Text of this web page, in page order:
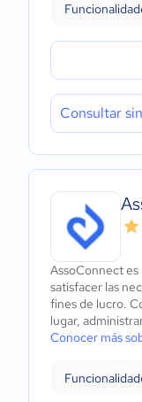
Consultar
AssoConnect
satisfacer las
fines de lucro.
lugar,
Conocer más